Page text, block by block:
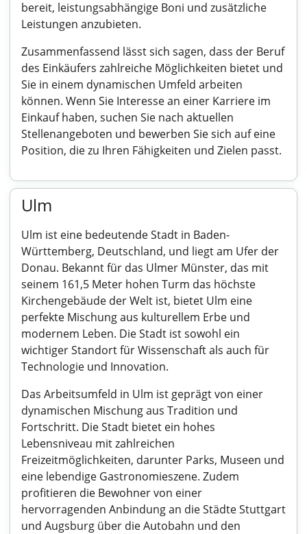
bereit, leistungsabhängige Boni und zusätzliche
Leistungen anzubieten.
Zusammenfassend lässt sich sagen, dass der Beruf
des Einkäufers zahlreiche Möglichkeiten bietet und
Sie in einem dynamischen Umfeld arbeiten
können. Wenn Sie Interesse an einer Karriere im
Einkauf haben, suchen Sie nach aktuellen
Stellenangeboten und bewerben Sie sich auf eine
Position, die zu Ihren Fähigkeiten und Zielen passt.
Ulm
Ulm ist eine bedeutende Stadt in Baden-
Württemberg, Deutschland, und liegt am Ufer der
Donau. Bekannt für das Ulmer Münster, das mit
seinem 161,5 Meter hohen Turm das höchste
Kirchengebäude der Welt ist, bietet Ulm eine
perfekte Mischung aus kulturellem Erbe und
modernem Leben. Die Stadt ist sowohl ein
wichtiger Standort für Wissenschaft als auch für
Technologie und Innovation.
Das Arbeitsumfeld in Ulm ist geprägt von einer
dynamischen Mischung aus Tradition und
Fortschritt. Die Stadt bietet ein hohes
Lebensniveau mit zahlreichen
Freizeitmöglichkeiten, darunter Parks, Museen und
eine lebendige Gastronomieszene. Zudem
profitieren die Bewohner von einer
hervorragenden Anbindung an die Städte Stuttgart
und Augsburg über die Autobahn und den